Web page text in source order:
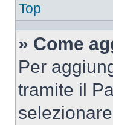
Top
» Come
Per
tramite il